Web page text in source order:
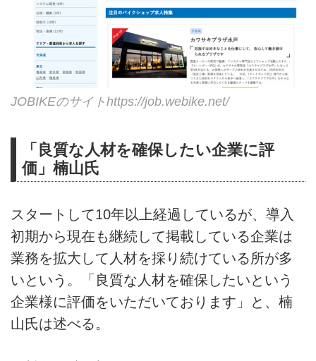
JOBIKEのサイトhttps://job.webike.net/
「良質な人材を確保したい企業に評
価」楠山氏
スタートして10年以上経過しているが、導入
初期から現在も継続して掲載している企業は
業務を拡大して人材を採り続けている所が多
いという。「良質な人材を確保したいという
企業様に評価をいただいております」と、楠
山氏は述べる。